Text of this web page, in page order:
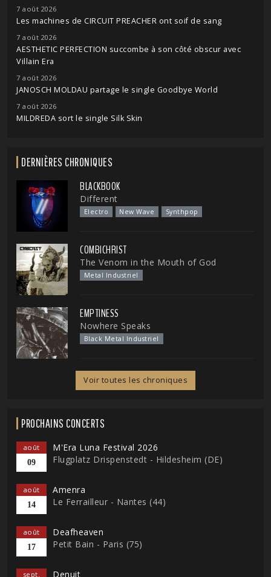
7 août 2026
Les machines de CIRCUIT PREACHER ont soif de sang
7 août 2026
AESTHETIC PERFECTION succombe à son côté obscur avec
Villain Era
7 août 2026
JANOSCH MOLDAU partage le single Goodbye World
7 août 2026
MILDREDA sort le single Silk Skin
DERNIÈRES CHRONIQUES
BLACKBOOK
Different
Electro New Wave Synthpop
COMBICHRIST
The Venom in the Mouth of God
Metal Industriel
EMPTINESS
Nowhere Speaks
Black Metal Industriel
Voir toutes les chroniques
PROCHAINS CONCERTS
août
09
M'Era Luna Festival 2026
Flugplatz Drispenstedt - Hildesheim (DE)
août
14
Amenra
Le Ferrailleur - Nantes (44)
août
17
Deafheaven
Petit Bain - Paris (75)
sept.
Denuit